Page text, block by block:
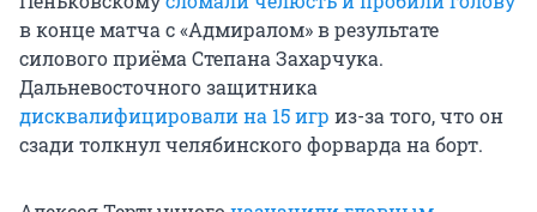
в конце матча с «Адмиралом» в результате
силового приёма Степана Захарчука.
Дальневосточного защитника
дисквалифицировали на 15 игр из-за того, что он
сзади толкнул челябинского форварда на борт.